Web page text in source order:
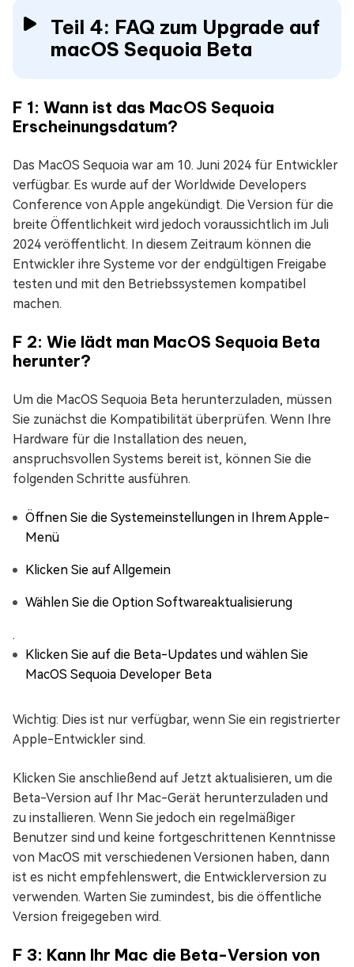
Teil 4: FAQ zum Upgrade auf
macOS Sequoia Beta
F 1: Wann ist das MacOS Sequoia
Erscheinungsdatum?
Das MacOS Sequoia war am 10. Juni 2024 für Entwickler
verfügbar. Es wurde auf der Worldwide Developers
Conference von Apple angekündigt. Die Version für die
breite Öffentlichkeit wird jedoch voraussichtlich im Juli
2024 veröffentlicht. In diesem Zeitraum können die
Entwickler ihre Systeme vor der endgültigen Freigabe
testen und mit den Betriebssystemen kompatibel
machen.
F 2: Wie lädt man MacOS Sequoia Beta
herunter?
Um die MacOS Sequoia Beta herunterzuladen, müssen
Sie zunächst die Kompatibilität überprüfen. Wenn Ihre
Hardware für die Installation des neuen,
anspruchsvollen Systems bereit ist, können Sie die
folgenden Schritte ausführen.
Öffnen Sie die Systemeinstellungen in Ihrem Apple-
Menü
Klicken Sie auf Allgemein
Wählen Sie die Option Softwareaktualisierung
.
Klicken Sie auf die Beta-Updates und wählen Sie
MacOS Sequoia Developer Beta
Wichtig: Dies ist nur verfügbar, wenn Sie ein registrierter
Apple-Entwickler sind.
Klicken Sie anschließend auf Jetzt aktualisieren, um die
Beta-Version auf Ihr Mac-Gerät herunterzuladen und
zu installieren. Wenn Sie jedoch ein regelmäßiger
Benutzer sind und keine fortgeschrittenen Kenntnisse
von MacOS mit verschiedenen Versionen haben, dann
ist es nicht empfehlenswert, die Entwicklerversion zu
verwenden. Warten Sie zumindest, bis die öffentliche
Version freigegeben wird.
F 3: Kann Ihr Mac die Beta-Version von